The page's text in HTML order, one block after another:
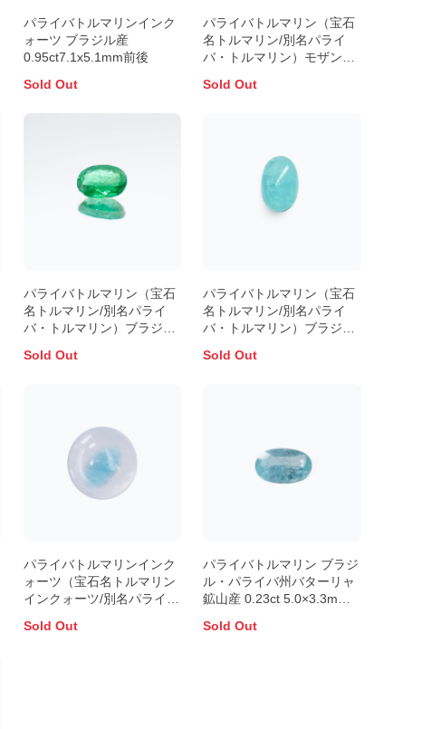
パライバトルマリンインク
ォーツ ブラジル産
0.95ct7.1x5.1mm前後
Sold Out
パライバトルマリン（宝石
名トルマリン/別名パライ
バ・トルマリン）モザンビ
7.4x4.8mm前後
Sold Out
パライバトルマリン（宝石
名トルマリン/別名パライ
バ・トルマリン）ブラジ
ソ付5.1x3.9mm前後
Sold Out
パライバトルマリン（宝石
名トルマリン/別名パライ
バ・トルマリン）ブラジ
ソ付7.6x5.0mm前後
Sold Out
パライバトルマリンインク
ォーツ（宝石名トルマリン
インクォーツ/別名パライ
ツ） ブラジル産 2.186ct
Sold Out
パライバトルマリン ブラジ
ル・パライバ州バターリャ
鉱山産 0.23ct 5.0×3.3mm
Sold Out